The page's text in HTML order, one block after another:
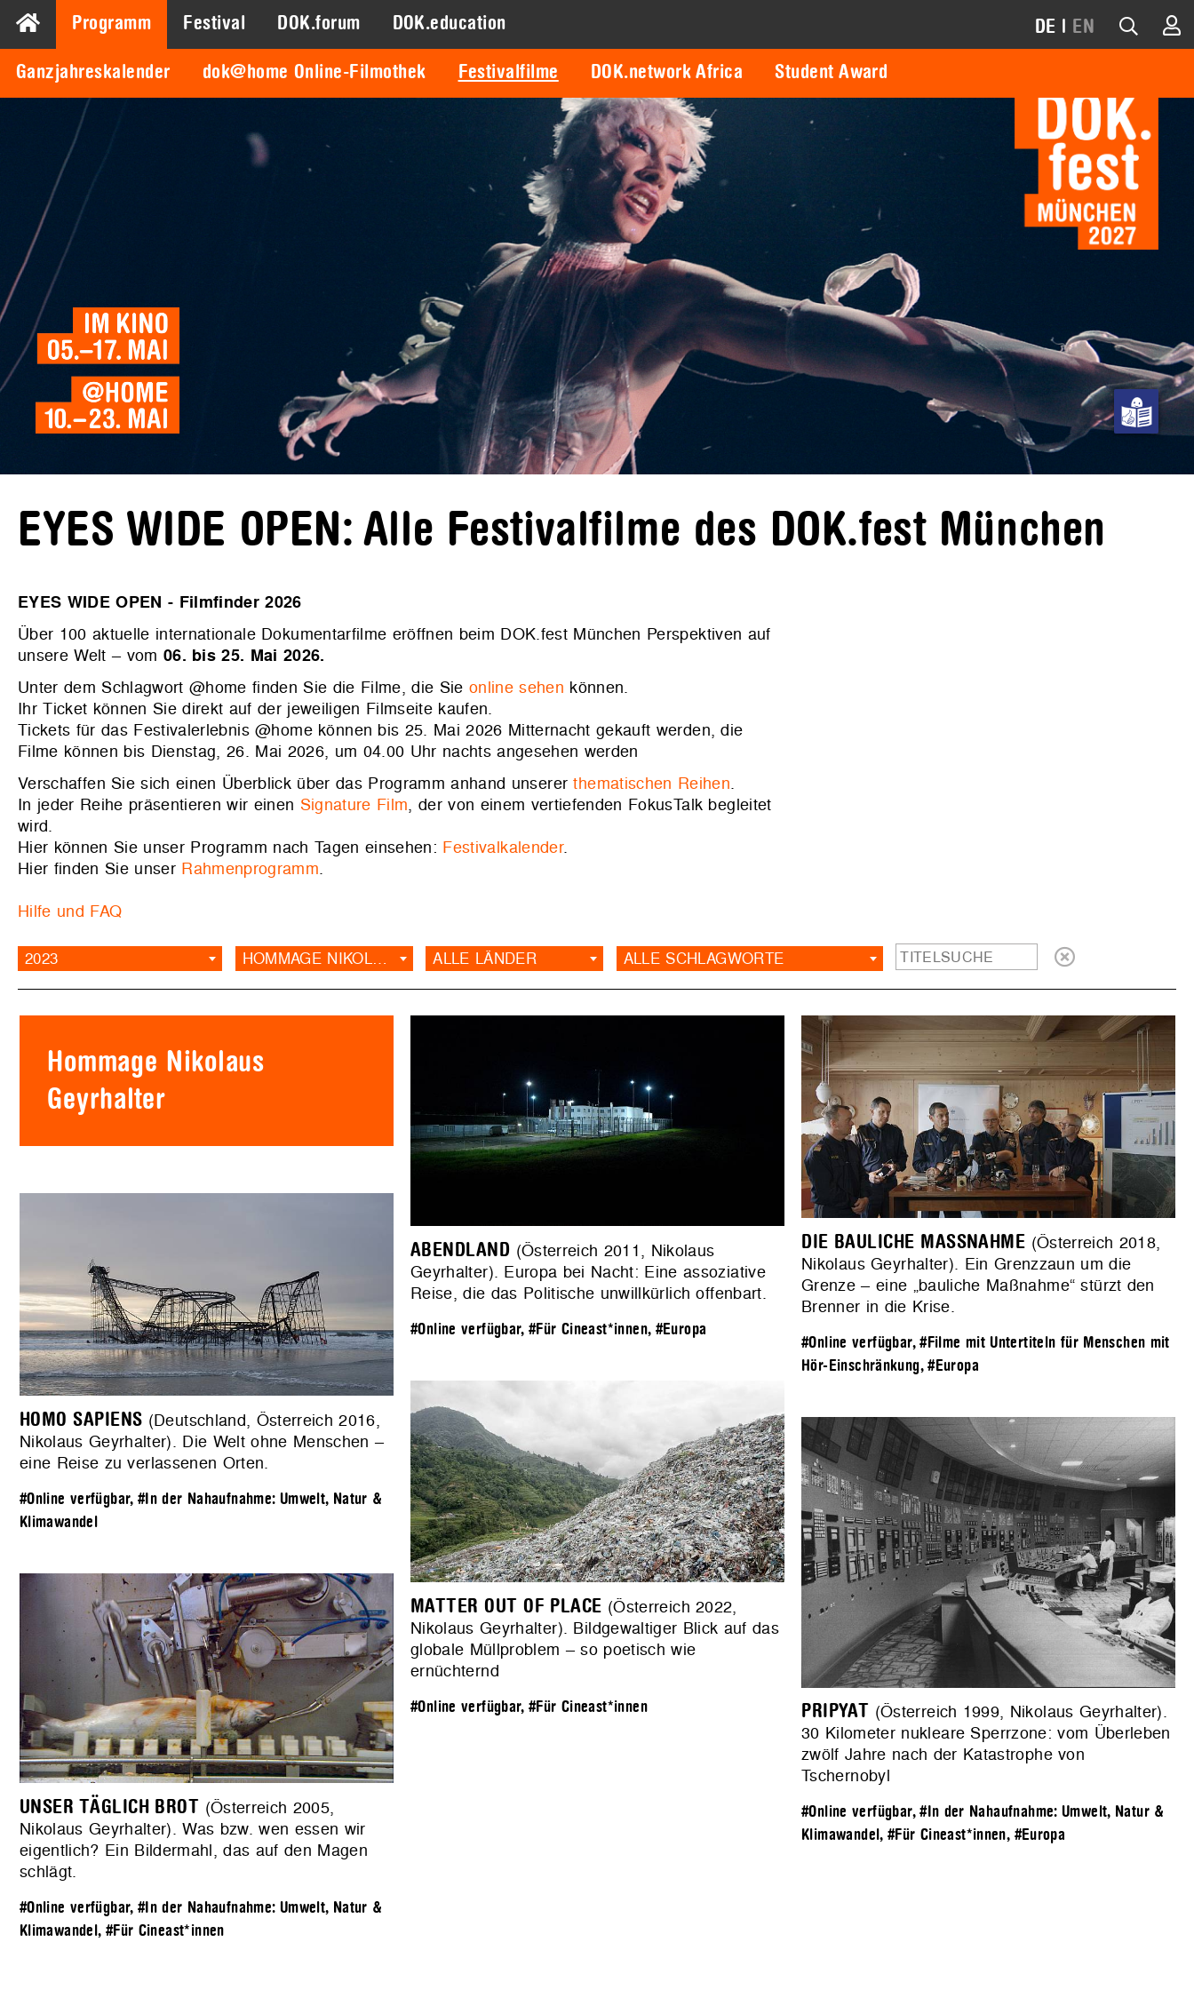
Programm
Ganzjahreskalender dok@home Online-Filmothek Festivalfilme DOK.network Africa Student Award
Festival DOK.forum DOK.education DE | EN
EYES WIDE OPEN: Alle Festivalfilme des DOK.fest München
EYES WIDE OPEN - Filmfinder 2026
Über 100 aktuelle internationale Dokumentarfilme eröffnen beim DOK.fest München Perspektiven auf
unsere Welt – vom 06. bis 25. Mai 2026.
Unter dem Schlagwort @home finden Sie die Filme, die Sie online sehen können.
Ihr Ticket können Sie direkt auf der jeweiligen Filmseite kaufen.
Tickets für das Festivalerlebnis @home können bis 25. Mai 2026 Mitternacht gekauft werden, die
Filme können bis Dienstag, 26. Mai 2026, um 04.00 Uhr nachts angesehen werden
Verschaffen Sie sich einen Überblick über das Programm anhand unsererthematischen Reihen.
In jeder Reihe präsentieren wir einen Signature Film, der von einem vertiefenden FokusTalk begleitet
wird.
Hier können Sie unser Programm nach Tagen einsehen: Festivalkalender.
Hier finden Sie unser Rahmenprogramm.
Hilfe und FAQ
2023 HOMMAGE NIKOLAUS GEYRHALTER ALLE LÄNDER ALLE SCHLAGWORTE
Hommage Nikolaus
Geyrhalter
ABENDLAND (Österreich 2011, Nikolaus
Geyrhalter). Europa bei Nacht: Eine assoziative
Reise, die das Politische unwillkürlich offenbart.
#Online verfügbar,#Für Cineast*innen, #Europa
DIE BAULICHE MASSNAHME (Österreich 2018,
Nikolaus Geyrhalter). Ein Grenzzaun um die
Grenze – eine „bauliche Maßnahme“ stürzt den
Brenner in die Krise.
#Online verfügbar,#Filme mit Untertiteln für Menschen mit
Hör-Einschränkung,#Europa
HOMO SAPIENS (Deutschland, Österreich 2016,
Nikolaus Geyrhalter). Die Welt ohne Menschen –
eine Reise zu verlassenen Orten.
#Online verfügbar,#In der Nahaufnahme: Umwelt, Natur &
Klimawandel
MATTER OUT OF PLACE (Österreich 2022,
Nikolaus Geyrhalter). Bildgewaltiger Blick auf das
globale Müllproblem – so poetisch wie
ernüchternd
#Online verfügbar,#Für Cineast*innen PRIPYAT (Österreich 1999, Nikolaus Geyrhalter).
30 Kilometer nukleare Sperrzone: vom Überleben
zwölf Jahre nach der Katastrophe von
Tschernobyl
#Online verfügbar,#In der Nahaufnahme: Umwelt, Natur &
Klimawandel, #Für Cineast*innen, #Europa
UNSER TÄGLICH BROT (Österreich 2005,
Nikolaus Geyrhalter). Was bzw. wen essen wir
eigentlich? Ein Bildermahl, das auf den Magen
schlägt.
#Online verfügbar,#In der Nahaufnahme: Umwelt, Natur &
Klimawandel, #Für Cineast*innen